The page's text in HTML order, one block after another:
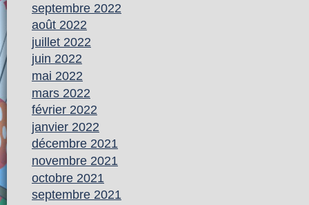
septembre 2022
août 2022
juillet 2022
juin 2022
mai 2022
mars 2022
février 2022
janvier 2022
décembre 2021
novembre 2021
octobre 2021
septembre 2021